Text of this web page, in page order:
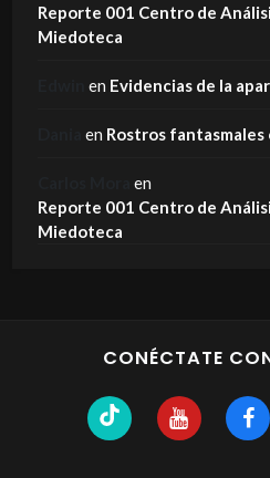
Reporte 001 Centro de
Miedoteca
en Evidencias de la
en Rostros
en
Reporte 001 Centro de
Miedoteca
CONÉCTATE